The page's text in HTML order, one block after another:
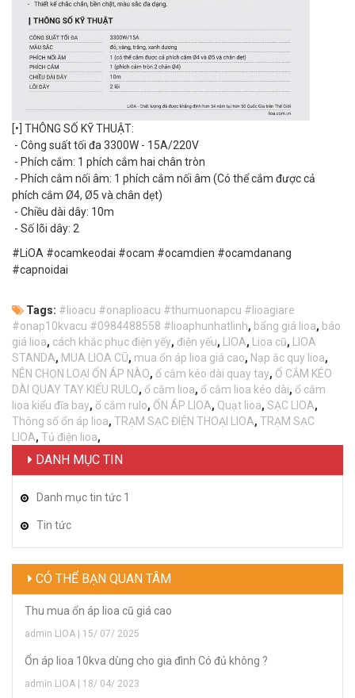
[•] THÔNG SỐ KỸ THUẬT:
- Công suất tối đa 3300W - 15A/220V
- Phích cắm: 1 phích cắm hai chân tròn
- Phích cắm nối âm: 1 phích cắm nối âm (Có thể cắm được cả
phích cắm Ø4, Ø5 và chân dẹt)
- Chiều dài dây: 10m
- Số lõi dây: 2
#LiOA #ocamkeodai #ocam #ocamdien #ocamdanang
#capnoidai
Tags: #lioacu #onaplioacu #thumuonapcu #lioagiare
#onap10kvacu #0984488558 #lioaphunhatlinh, bẩng giá lioa, báo
giá lioa, cách khắc phục điện yếy, điện yếu, LIOA, Lioa cũ,
LIOA
STANDA, MUA LIOA CŨ, mua ổn áp lioa giá cao, Nạp ắc quy lioa,
NÊN CHỌN LOẠI ỔN ÁP NÀO, ổ cắm kéo dài quay tay, Ổ CẮM KÉO
DÀI QUAY TAY KIỂU RULO, ổ cắm lioa, ổ cắm lioa kéo dài, ổ cắm
lioa kiểu đĩa bay, ổ cắm rulo, ỔN ÁP LIOA, Quạt lioa, SẠC LIOA,
Thông số ổn áp lioa, TRẠM SẠC ĐIỆN THOẠI LIOA, TRẠM SẠC
LIOA, Tủ điện lioa,
DANH MỤC TIN
Danh mục tin tức 1
Tin tức
CÓ THỂ BẠN QUAN TÂM
Thu mua ổn áp lioa cũ giá cao
admin LIOA | 15/ 07/ 2025
Ổn áp lioa 10kva dùng cho gia đình Có đủ không ?
admin LIOA | 18/ 04/ 2023